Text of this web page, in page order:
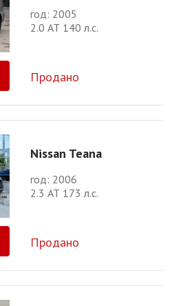
год: 2005
2.0 АТ 140 л.с.
Продано
Nissan Teana
год: 2006
2.3 АТ 173 л.с.
Продано